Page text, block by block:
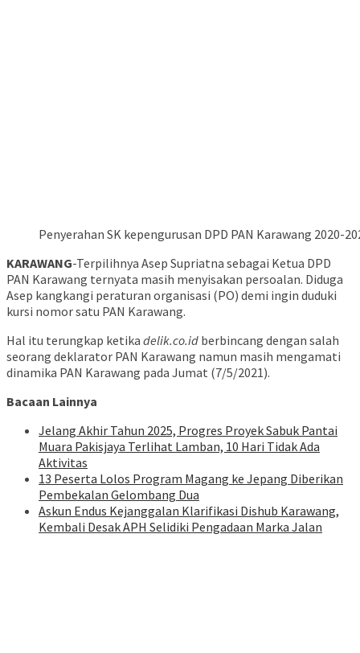
Penyerahan SK kepengurusan DPD PAN Karawang 2020-
KARAWANG-Terpilihnya Asep Supriatna sebagai Ketua DPD
PAN Karawang ternyata masih menyisakan persoalan. Diduga
Asep kangkangi peraturan organisasi (PO) demi ingin duduki
kursi nomor satu PAN Karawang.
Hal itu terungkap ketika delik.co.id berbincang dengan salah
seorang deklarator PAN Karawang namun masih mengamati
dinamika PAN Karawang pada Jumat (7/5/2021).
Bacaan Lainnya
Jelang Akhir Tahun 2025, Progres Proyek Sabuk Pantai
Muara Pakisjaya Terlihat Lamban, 10 Hari Tidak Ada
Aktivitas
13 Peserta Lolos Program Magang ke Jepang Diberikan
Pembekalan Gelombang Dua
Askun Endus Kejanggalan Klarifikasi Dishub Karawang,
Kembali Desak APH Selidiki Pengadaan Marka Jalan